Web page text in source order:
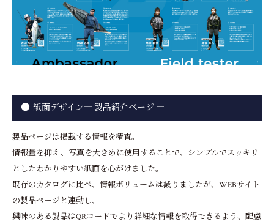
紙面デザイン― 製品紹介ページ ―
製品ページは掲載する情報を精査。
情報量を抑え、写真を大きめに使用することで、シンプルでスッキリ
としたわかりやすい紙面を心がけました。
既存のカタログに比べ、情報ボリュームは減りましたが、WEBサイト
の製品ページと連動し、
興味のある製品はQRコードでより詳細な情報を取得できるよう、配慮